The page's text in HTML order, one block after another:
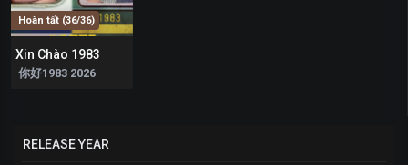
Hoàn tất (36/36)
Xin Chào 1983
你好1983 2026
RELEASE YEAR